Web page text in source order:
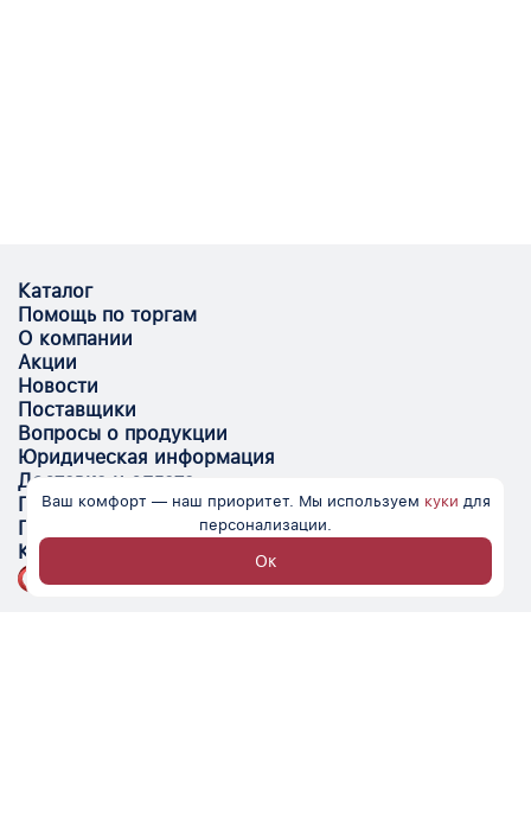
Каталог
Помощь по торгам
О компании
Акции
Новости
Поставщики
Вопросы о продукции
Юридическая информация
Доставка и оплата
Поставщикам
Помощь
Контакты
Ваш комфорт — наш приоритет. Мы используем куки для
персонализации.
Ок